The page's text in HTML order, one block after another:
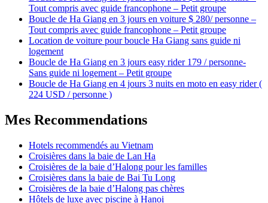
Tout compris avec guide francophone – Petit groupe
Boucle de Ha Giang en 3 jours en voiture $ 280/ personne –
Tout compris avec guide francophone – Petit groupe
Location de voiture pour boucle Ha Giang sans guide ni
logement
Boucle de Ha Giang en 3 jours easy rider 179 / personne-
Sans guide ni logement – Petit groupe
Boucle de Ha Giang en 4 jours 3 nuits en moto en easy rider (
224 USD / personne )
Mes Recommendations
Hotels recommendés au Vietnam
Croisières dans la baie de Lan Ha
Croisières de la baie d’Halong pour les familles
Croisières dans la baie de Bai Tu Long
Croisières de la baie d’Halong pas chères
Hôtels de luxe avec piscine à Hanoi